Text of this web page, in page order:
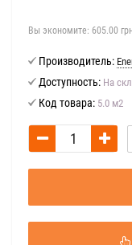
Вы экономите: 605.00
Производитель:
Доступность: На
Код товара: 5.0 м2